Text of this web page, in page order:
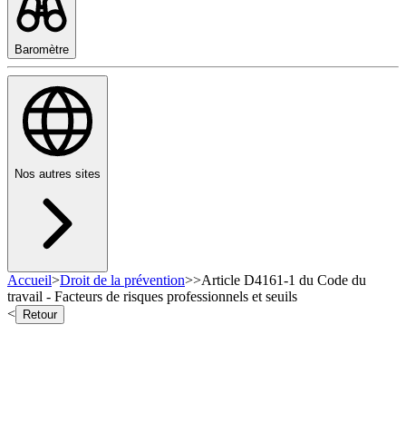
Baromètre
Nos autres sites
Accueil>Droit de la prévention>>Article D4161-1 du Code du
travail - Facteurs de risques professionnels et seuils
<
Retour